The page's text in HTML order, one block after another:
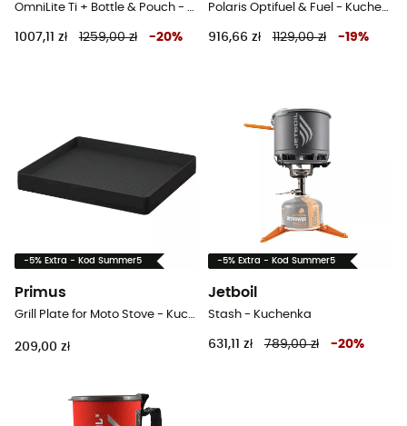
OmniLite Ti + Bottle & Pouch - Palnik wielopaliwowa
1007,11 zł 1259,00 zł -20%
Polaris Optifuel & Fuel - Kuchenka
916,66 zł 1129,00 zł -19%
-5% Extra - Kod Summer5
Primus
Grill Plate for Moto Stove - Kuchenka gazowa turystyczna
209,00 zł
-5% Extra - Kod Summer5
Jetboil
Stash - Kuchenka
631,11 zł 789,00 zł -20%